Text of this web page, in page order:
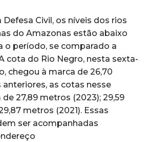
Civil, os níveis dos rios
do Amazonas estão abaixo
o período, se comparado a
cota do Rio Negro, nesta sexta-
chegou à marca de 26,70
as cotas nesse
27,89 metros (2023); 29,59
metros (2021). Essas
ser acompanhadas